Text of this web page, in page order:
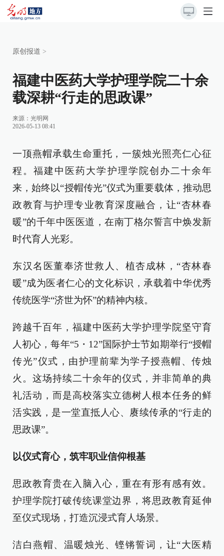
原创报道 >
福建中医药大学护理学院二十余
载深耕“行走的思政课”
来源： 光明网
2026-05-13 08:41
一顶燕帽承载生命重托，一簇烛光照亮仁心征
程。福建中医药大学护理学院创办二十余年
来，始终以“授帽传光”仪式为重要载体，推动思
政教育与护理专业教育深度融合，让“杏林春
暖”的千年中医医道，在南丁格尔誓言中焕发新
时代育人光彩。
东汉名医董奉济世救人、植杏成林，“杏林春
暖”成为医者仁心的文化标识，承载着中华优秀
传统医学“济世为怀”的精神内核。
跨越千百年，福建中医药大学护理学院坚守育
人初心，每年“5・12”国际护士节如期举行“授帽
传光”仪式，由护理前辈为学子授燕帽、传烛
火。这场持续二十余年的仪式，并非简单的典
礼活动，而是高校落实立德树人根本任务的鲜
活实践，是一堂直抵人心、赓续传承的“行走的
思政课”。
以仪式育心，筑牢职业信仰根基
思政教育贵在入脑入心，重在有形有感有效。
护理学院打破传统课堂边界，将思政教育延伸
至仪式现场，打造沉浸式育人场景。
洁白燕帽、温暖烛光、铿锵誓词，让“大医精